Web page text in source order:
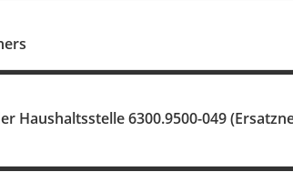
Haushaltsstelle 6300.9500-049